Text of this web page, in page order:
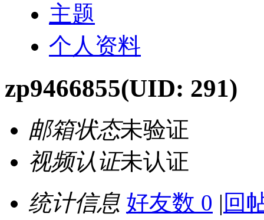
主题
个人资料
zp9466855(UID: 291)
邮箱状态未验证
视频认证未认证
统计信息 好友数 0 | 回